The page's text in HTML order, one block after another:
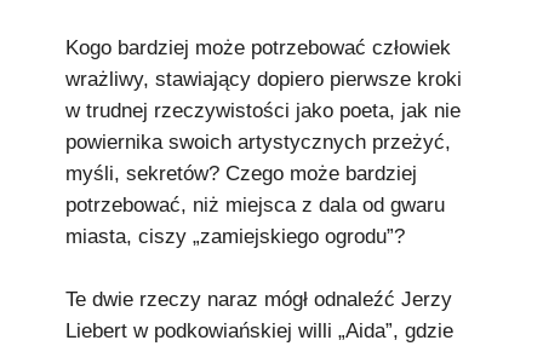
🖶 Drukuj
🔍
redakcja@podkowianskimagazyn.pl
Wszelkie prawa zastrzeżone
Kogo bardziej może potrzebować człowiek
wrażliwy, stawiający dopiero pierwsze kroki
w trudnej rzeczywistości jako poeta, jak nie
powiernika swoich artystycznych przeżyć,
myśli, sekretów? Czego może bardziej
potrzebować, niż miejsca z dala od gwaru
miasta, ciszy „zamiejskiego ogrodu”?
Te dwie rzeczy naraz mógł odnaleźć Jerzy
Liebert w podkowiańskiej willi „Aida”, gdzie